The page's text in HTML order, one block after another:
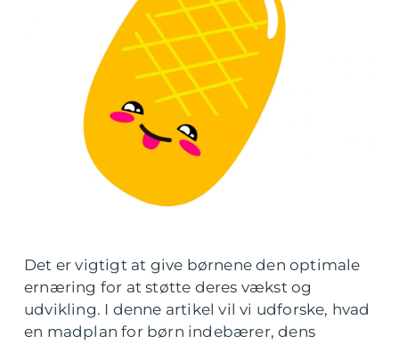
Det er vigtigt at give børnene den optimale
ernæring for at støtte deres vækst og
udvikling. I denne artikel vil vi udforske, hvad
en madplan for børn indebærer, dens